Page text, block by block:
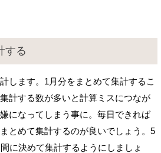
する
します。1月分をまとめて集計するこ
計する数が多いと計算ミスにつなが
になってしまう事に。毎日できれば
とめて集計するのが良いでしょう。5
に決めて集計するようにしましょ